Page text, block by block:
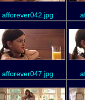
afforever042.jpg
afforever047.jpg